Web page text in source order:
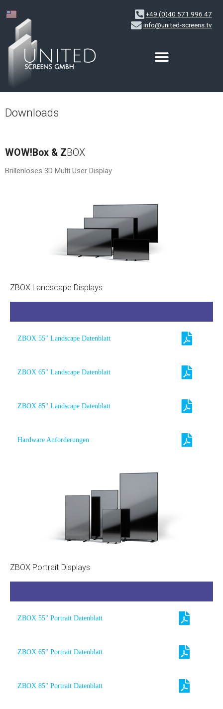
Zum
Inhalt
springen
+49 (0)40 571 996 47
info@united-screens.tv
Downloads
WOW!Box & ZBOX
Brillenloses 3D Multi User Display
ZBOX Landscape Displays
ZBOX 55" Landscape Datenblatt
ZBOX 65" Landscape Datenblatt
ZBOX 85" Landscape Datenblatt
Hardware Anforderungen
ZBOX Portrait Displays
ZBOX 55" Portrait Datenblatt
ZBOX 65" Portrait Datenblatt
ZBOX 85" Portrait Datenblatt